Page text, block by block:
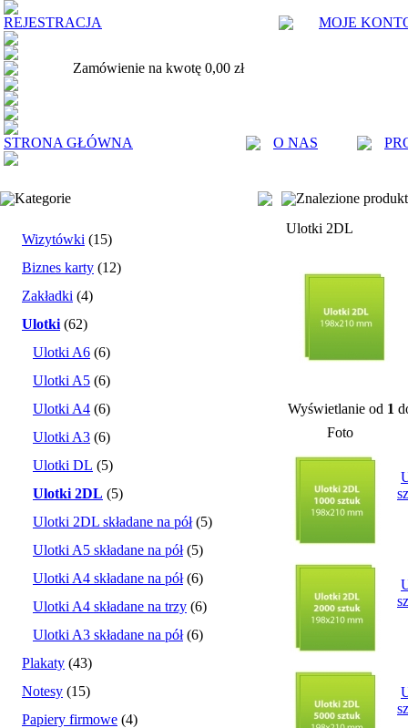
REJESTRACJA MOJE
Zamówienie na kwotę 0,00 zł
STRONA GŁÓWNA O NAS
Kategorie
Wizytówki (15)
Biznes karty (12)
Zakładki (4)
Ulotki (62)
Ulotki A6 (6)
Ulotki A5 (6)
Ulotki A4 (6)
Ulotki A3 (6)
Ulotki DL (5)
Ulotki 2DL (5)
Ulotki 2DL składane na pół(5)
Ulotki A5 składane na pół(5)
Ulotki A4 składane na pół(6)
Ulotki A4 składane na trzy (6)
Ulotki A3 składane na pół(6)
Plakaty (43)
Notesy (15)
Papiery firmowe (4)
Znalezione
Ulotki 2DL
Wyświetlanie od 1
Foto